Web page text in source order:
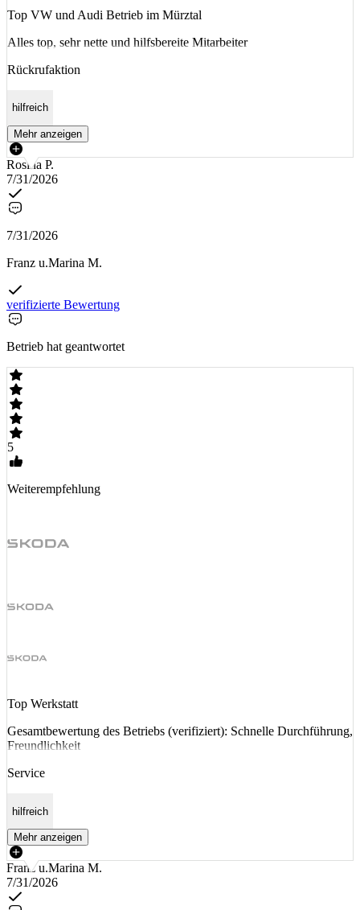
Top VW und Audi Betrieb im Mürztal
Alles top, sehr nette und hilfsbereite Mitarbeiter
Rückrufaktion
hilfreich
Mehr anzeigen
Rosina P.
7/31/2026
7/31/2026
Franz u.Marina M.
verifizierte Bewertung
Betrieb hat geantwortet
5
Weiterempfehlung
Top Werkstatt
Gesamtbewertung des Betriebs (verifiziert): Schnelle Durchführung,
Freundlichkeit
Service
hilfreich
Mehr anzeigen
Franz u.Marina M.
7/31/2026